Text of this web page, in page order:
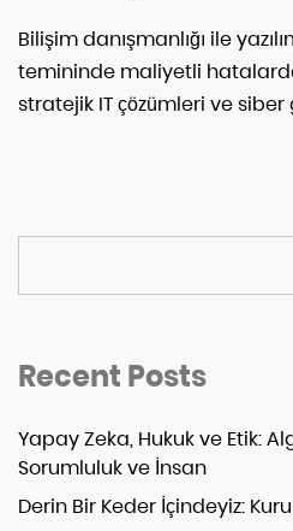
Bilişim danışmanlığı ile
temininde maliyetli
stratejik IT çözümleri ve siber
Recent Posts
Yapay Zeka, Hukuk ve Etik:
Sorumluluk ve İnsan
Derin Bir Keder İçindeyiz: